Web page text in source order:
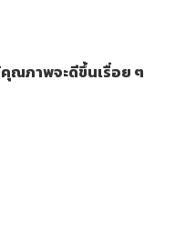
คุณภาพจะดีขึ้นเรื่อย ๆ